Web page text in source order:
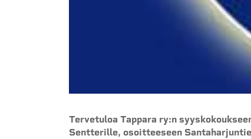
Tervetuloa Tappara ry:n
Sentterille, osoitteeseen